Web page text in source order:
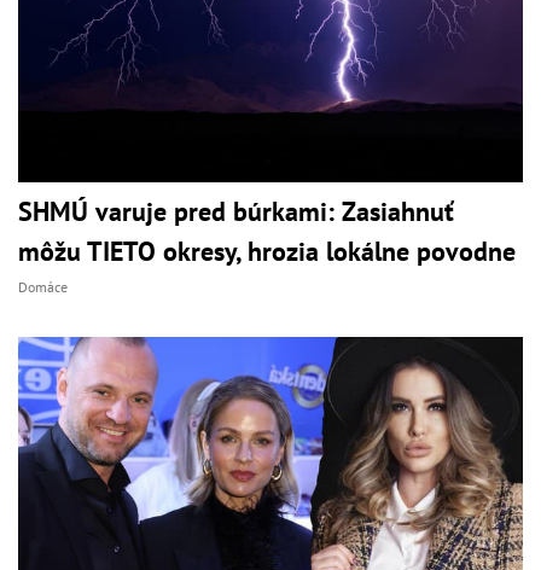
SHMÚ varuje pred búrkami: Zasiahnuť
môžu TIETO okresy, hrozia lokálne povodne
Domáce